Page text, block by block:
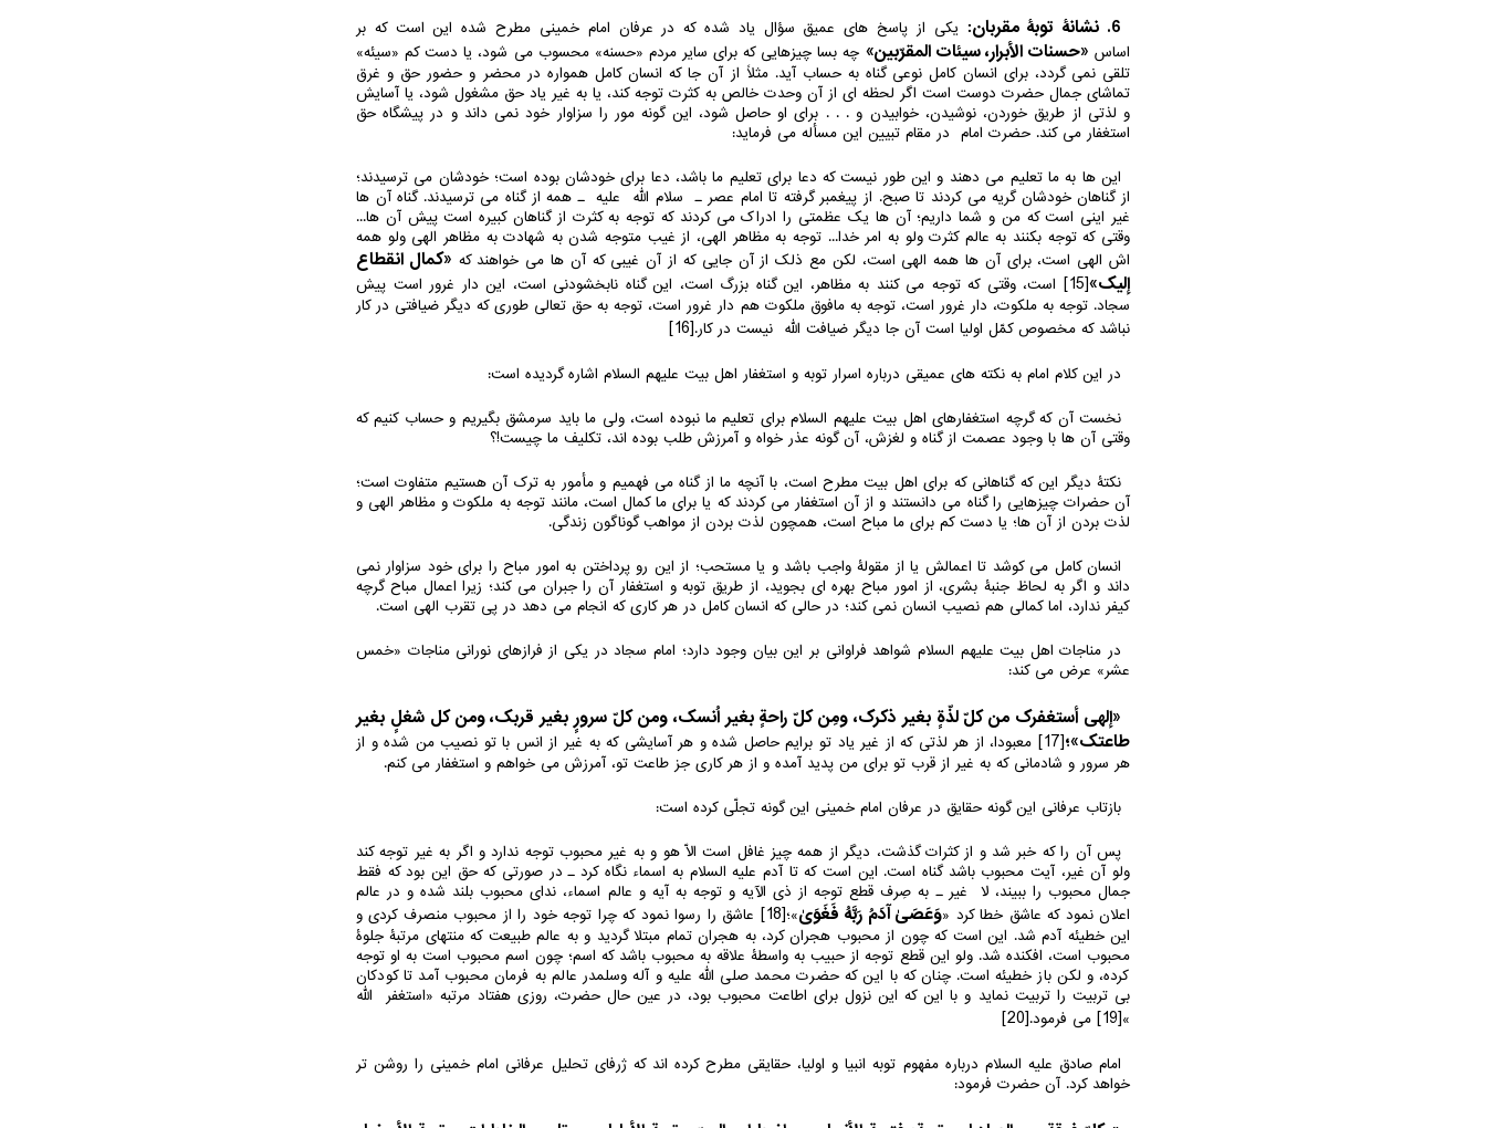
6. نشانۀ توبۀ مقربان:
یکی از پاسخ های عمیق سؤال یاد شده که در عرفان امام خمینی مطرح شده این است که بر
اساس «حسنات الأبرار، سیئات المقرّبین» چه بسا چیزهایی که برای سایر مردم «حسنه» محسوب می شود، یا دست کم «سیئه»
تلقی نمی گردد، برای انسان کامل نوعی گناه به حساب آید. مثلاً از آن جا که انسان کامل همواره در محضر و حضور حق و غرق
تماشای جمال حضرت دوست است اگر لحظه ای از آن وحدت خالص به کثرت توجه کند، یا به غیر یاد حق مشغول شود، یا آسایش
و لذتی از طریق خوردن، نوشیدن، خوابیدن و . . . برای او حاصل شود، این گونه مور را سزاوار خود نمی داند و در پیشگاه حق
استغفار می کند. حضرت امام در مقام تبیین این مسأله می فرماید:
این ها به ما تعلیم می دهند و این طور نیست که دعا برای تعلیم ما باشد، دعا برای خودشان بوده است؛ خودشان می ترسیدند؛
از گناهان خودشان گریه می کردند تا صبح. از پیغمبر گرفته تا امام عصر ـ سلام الله علیه ـ همه از گناه می ترسیدند. گناه آن ها
غیر اینی است که من و شما داریم؛ آن ها یک عظمتی را ادراک می کردند که توجه به کثرت از گناهان کبیره است پیش آن ها...
وقتی که توجه بکنند به عالم کثرت ولو به امر خدا... توجه به مظاهر الهی، از غیب متوجه شدن به شهادت به مظاهر الهی ولو همه
اش الهی است، برای آن ها همه الهی است، لکن مع ذلک از آن جایی که از آن غیبی که آن ها می خواهند که «کمال انقطاع
إلیک»[15]
است، وقتی که توجه می کنند به مظاهر، این گناه بزرگ است، این گناه نابخشودنی است، این دار غرور است پیش
سجاد. توجه به ملکوت، دار غرور است، توجه به مافوق ملکوت هم دار غرور است، توجه به حق تعالی طوری که دیگر ضیافتی در کار
نباشد که مخصوص کمّل اولیا است آن جا دیگر ضیافت الله نیست در کار.[16]
در این کلام امام به نکته های عمیقی درباره اسرار توبه و استغفار اهل بیت علیهم السلام اشاره گردیده است:
نخست آن که گرچه استغفارهای اهل بیت علیهم السلام برای تعلیم ما نبوده است، ولی ما باید سرمشق بگیریم و حساب کنیم که
وقتی آن ها با وجود عصمت از گناه و لغزش، آن گونه عذر خواه و آمرزش طلب بوده اند، تکلیف ما چیست!؟
نکتۀ دیگر این که گناهانی که برای اهل بیت مطرح است، با آنچه ما از گناه می فهمیم و مأمور به ترک آن هستیم متفاوت است؛
آن حضرات چیزهایی را گناه می دانستند و از آن استغفار می کردند که یا برای ما کمال است، مانند توجه به ملکوت و مظاهر الهی و
لذت بردن از آن ها؛ یا دست کم برای ما مباح است، همچون لذت بردن از مواهب گوناگون زندگی.
انسان کامل می کوشد تا اعمالش یا از مقولۀ واجب باشد و یا مستحب؛ از این رو پرداختن به امور مباح را برای خود سزاوار نمی
داند و اگر به لحاظ جنبۀ بشری، از امور مباح بهره ای بجوید، از طریق توبه و استغفار آن را جبران می کند؛ زیرا اعمال مباح گرچه
کیفر ندارد، اما کمالی هم نصیب انسان نمی کند؛ در حالی که انسان کامل در هر کاری که انجام می دهد در پی تقرب الهی است.
در مناجات اهل بیت علیهم السلام شواهد فراوانی بر این بیان وجود دارد؛ امام سجاد در یکی از فرازهای نورانی مناجات «خمس
عشر» عرض می کند:
«إلهی أستغفرک من کلّ لذّةٍ بغیر ذکرک، ومِن کلّ راحةٍ بغیر اُنسک، ومن کلّ سرورٍ بغیر قربک، ومن کل شغلٍ بغیر
طاعتک»؛[17]
معبودا، از هر لذتی که از غیر یاد تو برایم حاصل شده و هر آسایشی که به غیر از انس با تو نصیب من شده و از
هر سرور و شادمانی که به غیر از قرب تو برای من پدید آمده و از هر کاری جز طاعت تو، آمرزش می خواهم و استغفار می کنم.
بازتاب عرفانی این گونه حقایق در عرفان امام خمینی این گونه تجلّی کرده است:
پس آن را که خبر شد و از کثرات گذشت، دیگر از همه چیز غافل است الاّ هو و به غیر محبوب توجه ندارد و اگر به غیر توجه کند
ولو آن غیر، آیت محبوب باشد گناه است. این است که تا آدم علیه السلام به اسماء نگاه کرد ـ در صورتی که حق این بود که فقط
جمال محبوب را ببیند، لا غیر ـ به صِرف قطع توجه از ذی الآیه و توجه به آیه و عالم اسماء، ندای محبوب بلند شده و در عالم
اعلان نمود که عاشق خطا کرد «وَعَصَیٰ آدَمُ رَبَّهُ فَغَوَیٰ»؛[18]
عاشق را رسوا نمود که چرا توجه خود را از محبوب منصرف کردی و
این خطیئه آدم شد. این است که چون از محبوب هجران کرد، به هجران تمام مبتلا گردید و به عالم طبیعت که منتهای مرتبۀ جلوۀ
محبوب است، افکنده شد. ولو این قطع توجه از حبیب به واسطۀ علاقه به محبوب باشد که اسم؛ چون اسم محبوب است به او توجه
کرده، و لکن باز خطیئه است. چنان که با این که حضرت محمد صلی الله علیه و آله وسلمدر عالم به فرمان محبوب آمد تا کودکان
بی تربیت را تربیت نماید و با این که این نزول برای اطاعت محبوب بود، در عین حال حضرت، روزی هفتاد مرتبه «استغفر الله
»
[19] می فرمود.[20]
امام صادق علیه السلام درباره مفهوم توبه انبیا و اولیا، حقایقی مطرح کرده اند که ژرفای تحلیل عرفانی امام خمینی را روشن تر
خواهد کرد. آن حضرت فرمود: